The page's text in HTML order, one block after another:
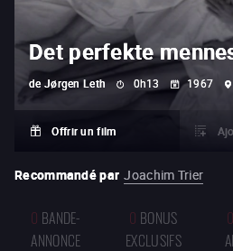
Det perfekte
de Jørgen Leth 0h13 1967
Offrir un film
Recommandé par Joachim Trier
0 BANDE-
ANNONCE
0 BONUS
EXCLUSIFS
0